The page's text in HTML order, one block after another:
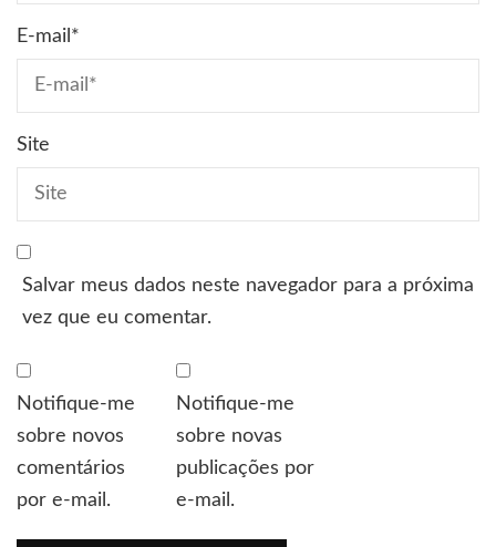
E-mail *
Site
Salvar meus dados neste navegador para a próxima
vez que eu comentar.
Notifique-me
sobre novos
comentários
por e-mail.
Notifique-me
sobre novas
publicações por
e-mail.